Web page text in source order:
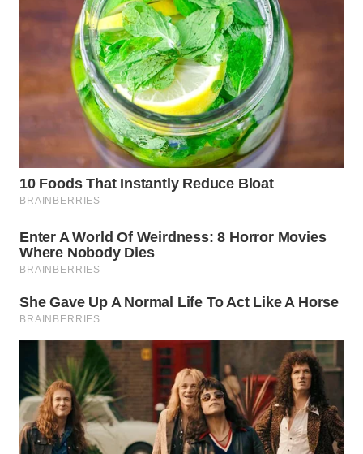
TAPANULI
UTARA
SAMOSIR
WN
PADANG
WN
SUMEDANG
WN
WN
KEPULAUAN
SERIBU